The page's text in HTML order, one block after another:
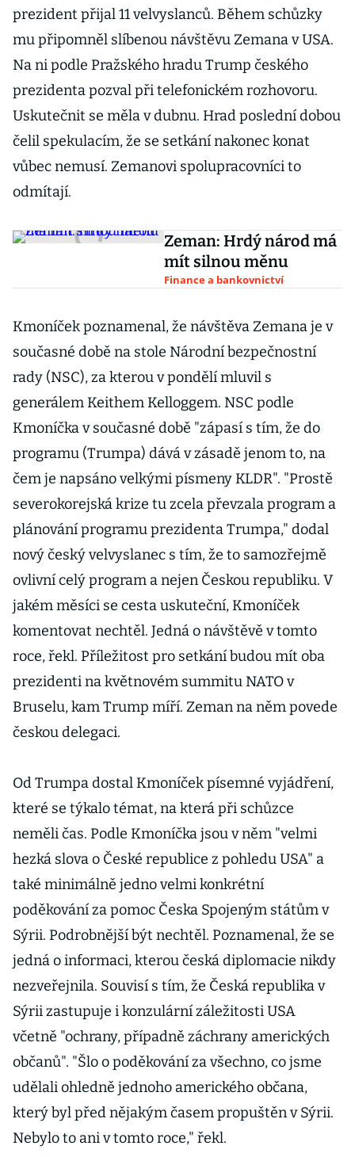
prezident přijal 11 velvyslanců. Během schůzky
mu připomněl slíbenou návštěvu Zemana v USA.
Na ni podle Pražského hradu Trump českého
prezidenta pozval při telefonickém rozhovoru.
Uskutečnit se měla v dubnu. Hrad poslední dobou
čelil spekulacím, že se setkání nakonec konat
vůbec nemusí. Zemanovi spolupracovníci to
odmítají.
Zeman: Hrdý národ má
mít silnou měnu
Finance a bankovnictví
Kmoníček poznamenal, že návštěva Zemana je v
současné době na stole Národní bezpečnostní
rady (NSC), za kterou v pondělí mluvil s
generálem Keithem Kelloggem. NSC podle
Kmoníčka v současné době "zápasí s tím, že do
programu (Trumpa) dává v zásadě jenom to, na
čem je napsáno velkými písmeny KLDR". "Prostě
severokorejská krize tu zcela převzala program a
plánování programu prezidenta Trumpa," dodal
nový český velvyslanec s tím, že to samozřejmě
ovlivní celý program a nejen Českou republiku. V
jakém měsíci se cesta uskuteční, Kmoníček
komentovat nechtěl. Jedná o návštěvě v tomto
roce, řekl. Příležitost pro setkání budou mít oba
prezidenti na květnovém summitu NATO v
Bruselu, kam Trump míří. Zeman na něm povede
českou delegaci.
Od Trumpa dostal Kmoníček písemné vyjádření,
které se týkalo témat, na která při schůzce
neměli čas. Podle Kmoníčka jsou v něm "velmi
hezká slova o České republice z pohledu USA" a
také minimálně jedno velmi konkrétní
poděkování za pomoc Česka Spojeným státům v
Sýrii. Podrobnější být nechtěl. Poznamenal, že se
jedná o informaci, kterou česká diplomacie nikdy
nezveřejnila. Souvisí s tím, že Česká republika v
Sýrii zastupuje i konzulární záležitosti USA
včetně "ochrany, případně záchrany amerických
občanů". "Šlo o poděkování za všechno, co jsme
udělali ohledně jednoho amerického občana,
který byl před nějakým časem propuštěn v Sýrii.
Nebylo to ani v tomto roce," řekl.